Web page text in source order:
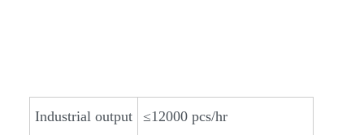
Industrial output ≤12000 pcs/hr